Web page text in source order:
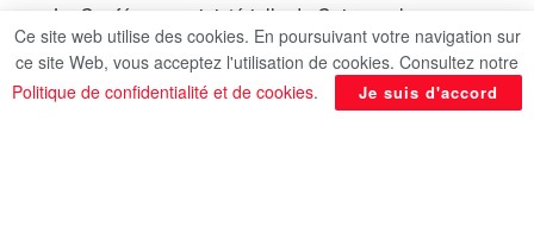
La Conférence ministérielle du Caire sur le
renforcement de la réponse humanitaire à Gaza,
intitulée “Un an après la catastrophe humanitaire à
Gaza : Besoins urgents et solutions durables”, se
Ce site web utilise des cookies. En poursuivant votre navigation sur
ce site Web, vous acceptez l'utilisation de cookies. Consultez notre
Politique de confidentialité et de cookies. Je suis d'accord